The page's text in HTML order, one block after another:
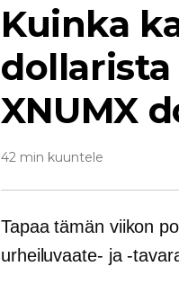
Kuinka
dollarista
XNUMX
42 min kuuntele
Tapaa tämän viikon
urheiluvaate- ja -